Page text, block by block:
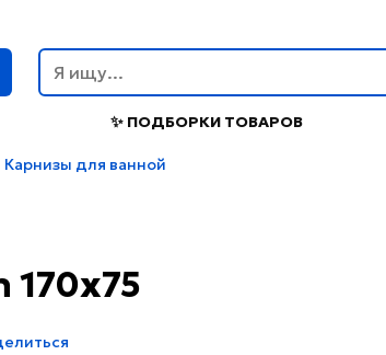
✨ ПОДБОРКИ ТОВАРОВ
Карнизы для ванной